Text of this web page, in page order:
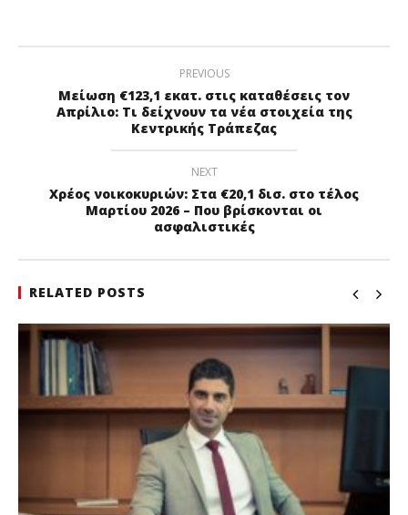
PREVIOUS
Μείωση €123,1 εκατ. στις καταθέσεις τον
Απρίλιο: Τι δείχνουν τα νέα στοιχεία της
Κεντρικής Τράπεζας
NEXT
Χρέος νοικοκυριών: Στα €20,1 δισ. στο τέλος
Μαρτίου 2026 – Που βρίσκονται οι
ασφαλιστικές
RELATED POSTS